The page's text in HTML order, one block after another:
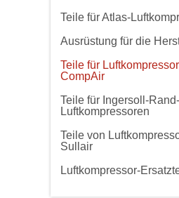
Teile für Atlas-
Ausrüstung für die
Teile für
CompAir
Teile für Ingersoll-Rand-
Luftkompressoren
Teile von
Sullair
Luftkompressor-